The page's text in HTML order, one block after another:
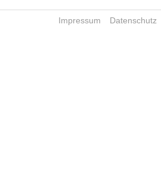
Impressum Datenschutz